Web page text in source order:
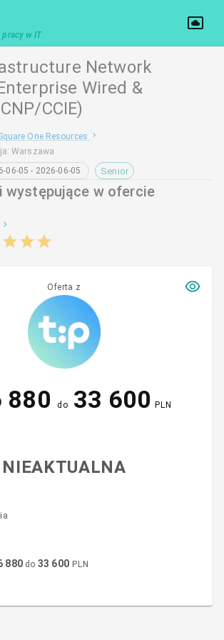
w IT
Network
Wired &
CCIE)
One Resources
:Warszawa
06-05 - 2026-06-05
Senior
występujące w ofercie
Oferta z
880 do 33 600 PLN
NIEAKTUALNA
880 do 33 600 PLN